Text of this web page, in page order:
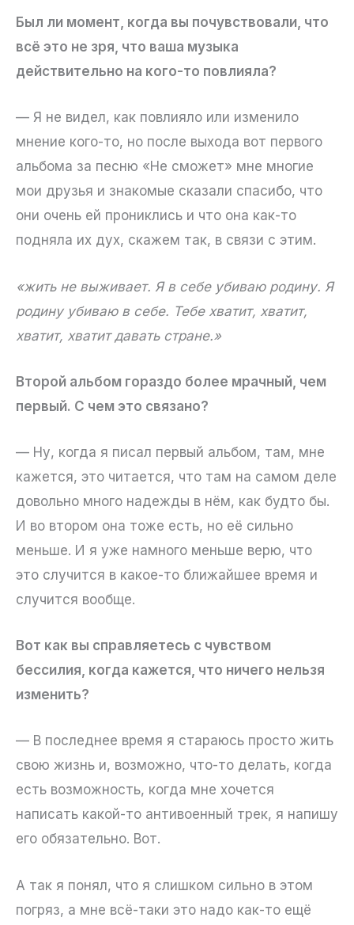
Был ли момент, когда вы почувствовали, что
всё это не зря, что ваша музыка
действительно на кого-то повлияла?
— Я не видел, как повлияло или изменило
мнение кого-то, но после выхода вот первого
альбома за песню «Не сможет» мне многие
мои друзья и знакомые сказали спасибо, что
они очень ей прониклись и что она как-то
подняла их дух, скажем так, в связи с этим.
«жить не выживает. Я в себе убиваю родину. Я
родину убиваю в себе. Тебе хватит, хватит,
хватит, хватит давать стране.»
Второй альбом гораздо более мрачный, чем
первый. С чем это связано?
— Ну, когда я писал первый альбом, там, мне
кажется, это читается, что там на самом деле
довольно много надежды в нём, как будто бы.
И во втором она тоже есть, но её сильно
меньше. И я уже намного меньше верю, что
это случится в какое-то ближайшее время и
случится вообще.
Вот как вы справляетесь с чувством
бессилия, когда кажется, что ничего нельзя
изменить?
— В последнее время я стараюсь просто жить
свою жизнь и, возможно, что-то делать, когда
есть возможность, когда мне хочется
написать какой-то антивоенный трек, я напишу
его обязательно. Вот.
А так я понял, что я слишком сильно в этом
погряз, а мне всё-таки это надо как-то ещё